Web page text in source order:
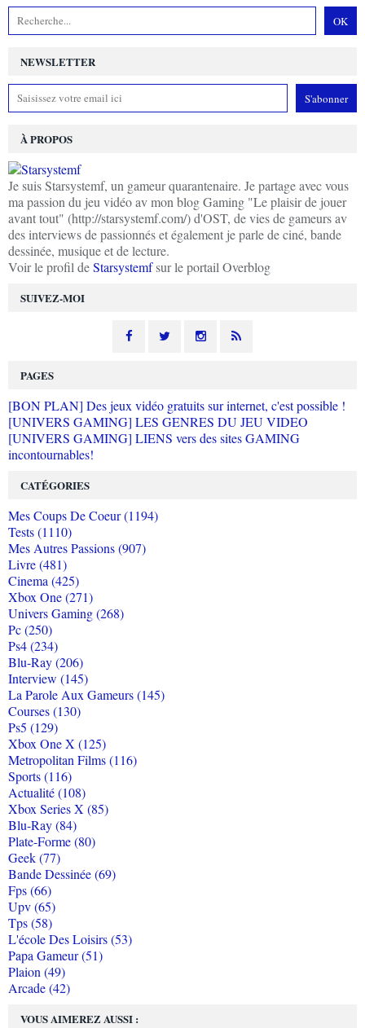
NEWSLETTER
SUIVEZ-MOI
À PROPOS
Je suis Starsystemf, un gameur quarantenaire. Je partage avec vous
ma passion du jeu vidéo av mon blog Gaming "Le plaisir de jouer
avant tout" (http://starsystemf.com/) d'OST, de vies de gameurs av
des interviews de passionnés et également je parle de ciné, bande
dessinée, musique et de lecture.
Voir le profil deStarsystemfsur le portail Overblog
VOUS AIMEREZ AUSSI :
PAGES
[BON PLAN] Des jeux vidéo gratuits sur internet, c'est possible !
[UNIVERS GAMING] LES GENRES DU JEU VIDEO
[UNIVERS GAMING] LIENS vers des sites GAMING
incontournables!
CATÉGORIES
Mes Coups De Coeur (1194)
Tests (1110)
Mes Autres Passions (907)
Livre (481)
Cinema (425)
Xbox One (271)
Univers Gaming (268)
Pc (250)
Ps4 (234)
Blu-Ray (206)
Interview (145)
La Parole Aux Gameurs (145)
Courses (130)
Ps5 (129)
Xbox One X (125)
Metropolitan Films (116)
Sports (116)
Actualité (108)
Xbox Series X (85)
Blu-Ray (84)
Plate-Forme (80)
Geek (77)
Bande Dessinée (69)
Fps (66)
Upv (65)
Tps (58)
L'école Des Loisirs (53)
Papa Gameur (51)
Plaion (49)
Arcade (42)